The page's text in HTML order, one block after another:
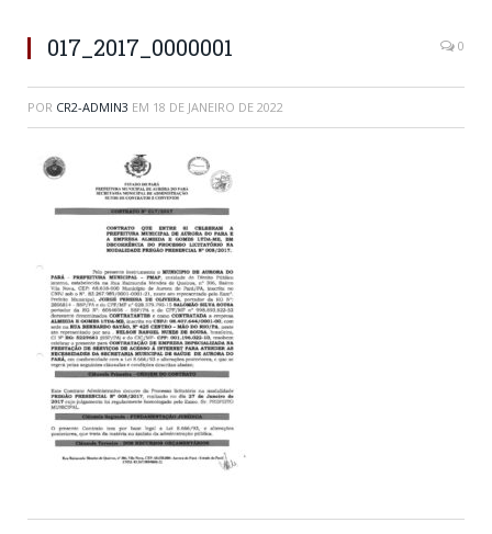
017_2017_0000001 0
POR CR2-ADMIN3 EM 18 DE JANEIRO DE 2022